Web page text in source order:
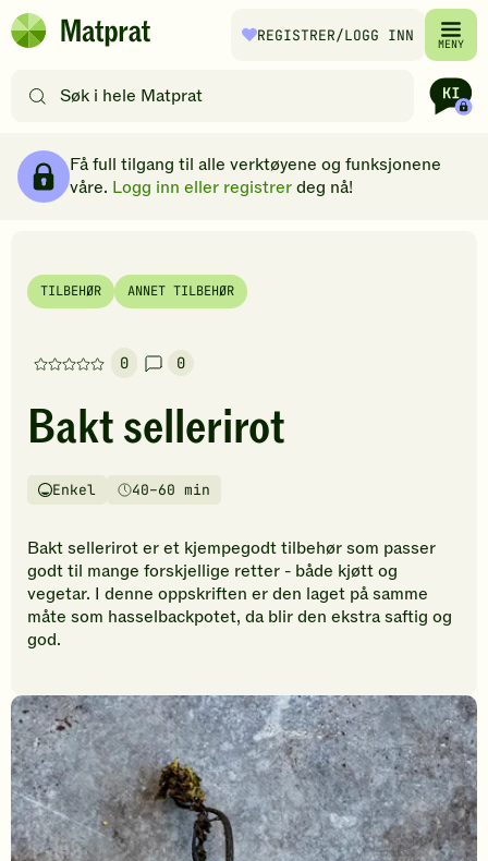
Hopp til hovedinnhold
Matprat
REGISTRER/LOGG INN MENY
etter
filtre
Få full tilgang til alle verktøyene og funksjonene
våre. Logg inn eller registrerdeg nå!
TILBEHØR ANNET TILBEHØR
0
Denne
har
foreløpig
vurderinger.
den
første
til
å
vurdere
0
Bakt sellerirot
Vanskelighetsgrad
Enkel
Tilberedningstid40–60 min
Bakt sellerirot er et kjempegodt tilbehør som passer
godt til mange forskjellige retter - både kjøtt og
vegetar. I denne oppskriften er den laget på samme
måte som hasselbackpotet, da blir den ekstra saftig og
god.